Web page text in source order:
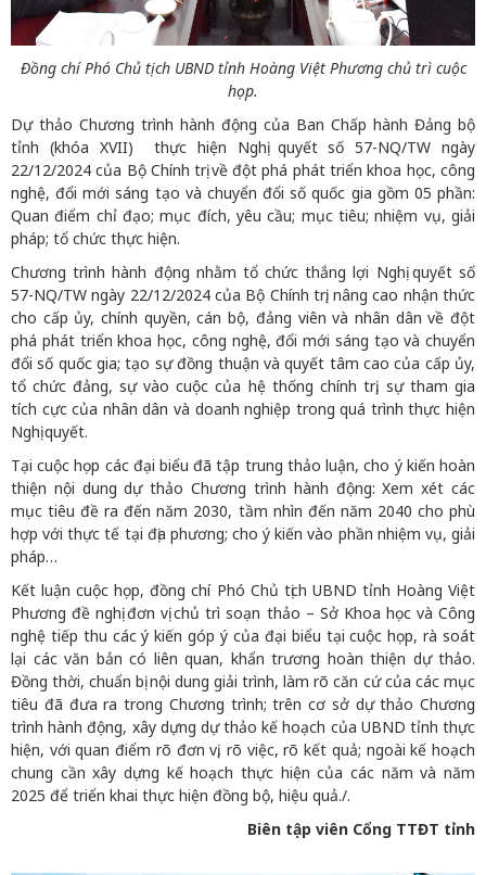
Đồng chí Phó Chủ tịch UBND tỉnh Hoàng Việt Phương chủ trì cuộc
họp.
Dự thảo Chương trình hành động của Ban Chấp hành Đảng bộ
tỉnh (khóa XVII) thực hiện Nghị quyết số 57-NQ/TW ngày
22/12/2024 của Bộ Chính trị về đột phá phát triển khoa học, công
nghệ, đổi mới sáng tạo và chuyển đổi số quốc gia gồm 05 phần:
Quan điểm chỉ đạo; mục đích, yêu cầu; mục tiêu; nhiệm vụ, giải
pháp; tổ chức thực hiện.
Chương trình hành động nhằm tổ chức thắng lợi Nghị quyết số
57-NQ/TW ngày 22/12/2024 của Bộ Chính trị; nâng cao nhận thức
cho cấp ủy, chính quyền, cán bộ, đảng viên và nhân dân về đột
phá phát triển khoa học, công nghệ, đổi mới sáng tạo và chuyển
đổi số quốc gia; tạo sự đồng thuận và quyết tâm cao của cấp ủy,
tổ chức đảng, sự vào cuộc của hệ thống chính trị, sự tham gia
tích cực của nhân dân và doanh nghiệp trong quá trình thực hiện
Nghị quyết.
Tại cuộc họp các đại biểu đã tập trung thảo luận, cho ý kiến hoàn
thiện nội dung dự thảo Chương trình hành động: Xem xét các
mục tiêu đề ra đến năm 2030, tầm nhìn đến năm 2040 cho phù
hợp với thực tế tại địa phương; cho ý kiến vào phần nhiệm vụ, giải
pháp…
Kết luận cuộc họp, đồng chí Phó Chủ tịch UBND tỉnh Hoàng Việt
Phương đề nghị đơn vị chủ trì soạn thảo – Sở Khoa học và Công
nghệ tiếp thu các ý kiến góp ý của đại biểu tại cuộc họp, rà soát
lại các văn bản có liên quan, khẩn trương hoàn thiện dự thảo.
Đồng thời, chuẩn bị nội dung giải trình, làm rõ căn cứ của các mục
tiêu đã đưa ra trong Chương trình; trên cơ sở dự thảo Chương
trình hành động, xây dựng dự thảo kế hoạch của UBND tỉnh thực
hiện, với quan điểm rõ đơn vị, rõ việc, rõ kết quả; ngoài kế hoạch
chung cần xây dựng kế hoạch thực hiện của các năm và năm
2025 để triển khai thực hiện đồng bộ, hiệu quả./.
Biên tập viên Cổng TTĐT tỉnh